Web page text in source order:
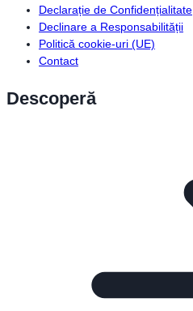
Declarație de Confidențialitate
Declinare a Responsabilității
Politică cookie-uri (UE)
Contact
Descoperă